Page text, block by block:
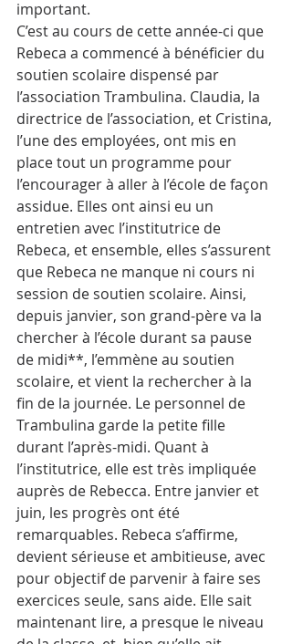
important.
C’est au cours de cette année-ci que
Rebeca a commencé à bénéficier du
soutien scolaire dispensé par
l’association Trambulina. Claudia, la
directrice de l’association, et Cristina,
l’une des employées, ont mis en
place tout un programme pour
l’encourager à aller à l’école de façon
assidue. Elles ont ainsi eu un
entretien avec l’institutrice de
Rebeca, et ensemble, elles s’assurent
que Rebeca ne manque ni cours ni
session de soutien scolaire. Ainsi,
depuis janvier, son grand-père va la
chercher à l’école durant sa pause
de midi**, l’emmène au soutien
scolaire, et vient la rechercher à la
fin de la journée. Le personnel de
Trambulina garde la petite fille
durant l’après-midi. Quant à
l’institutrice, elle est très impliquée
auprès de Rebecca. Entre janvier et
juin, les progrès ont été
remarquables. Rebeca s’affirme,
devient sérieuse et ambitieuse, avec
pour objectif de parvenir à faire ses
exercices seule, sans aide. Elle sait
maintenant lire, a presque le niveau